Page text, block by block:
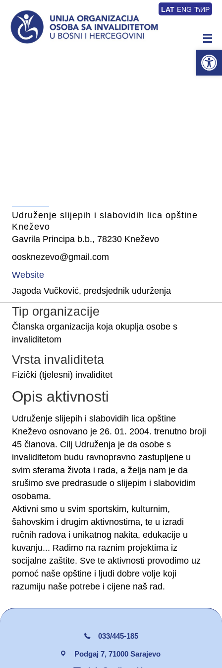
LAT ENG ЋИР
Udruženje slijepih i slabovidih lica opštine
Kneževo
Gavrila Principa b.b., 78230 Kneževo
oosknezevo@gmail.com
Website
Jagoda Vučković, predsjednik udurženja
Tip organizacije
Članska organizacija koja okuplja osobe s
invaliditetom
Vrsta invaliditeta
Fizički (tjelesni) invaliditet
Opis aktivnosti
Udruženje slijepih i slabovidih lica opštine
Kneževo osnovano je 26. 01. 2004. trenutno broji
45 članova. Cilj Udruženja je da osobe s
invaliditetom budu ravnopravno zastupljene u
svim sferama života i rada, a želja nam je da
srušimo sve predrasude o slijepim i slabovidim
osobama.
Aktivni smo u svim sportskim, kulturnim,
šahovskim i drugim aktivnostima, te u izradi
ručnih radova i unikatnog nakita, edukacije u
kuvanju... Radimo na raznim projektima iz
socijalne zaštite. Sve te aktivnosti provodimo uz
pomoć naše opštine i ljudi dobre volje koji
razumiju naše potrebe i cijene naš rad.
033/445-185
Podgaj 7, 71000 Sarajevo